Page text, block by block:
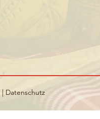
| Datenschutz